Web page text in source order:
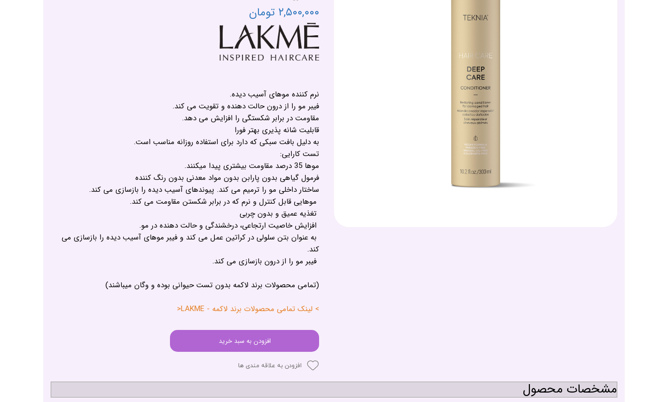
۲,۵۰۰,۰۰۰ تومان
نرم کننده موهای آسیب دیده.
فیبر مو را از درون حالت دهنده و تقویت می کند.
مقاومت در برابر شکستگی را افزایش می دهد.
قابلیت شانه پذیری بهتر فورا
به دلیل بافت سبکی که دارد برای استفاده روزانه مناسب است.
تست کارایی:
موها 35 درصد مقاومت بیشتری پیدا میکنند.
فرمول گیاهی بدون پارابن بدون مواد معدنی بدون رنگ کننده
ساختار داخلی مو را ترمیم می کند. پیوندهای آسیب دیده را بازسازی می کند.
موهایی قابل کنترل و نرم که در برابر شکستن مقاومت می کند.
تغذیه عمیق و بدون چربی
افزایش خاصیت ارتجاعی، درخشندگی و حالت دهنده در مو.
به عنوان بتن سلولی در کراتین عمل می کند و فیبر موهای آسیب دیده را بازسازی می
کند.
فیبر مو را از درون بازسازی می کند.
(تمامی محصولات برند لاکمه بدون تست حیوانی بوده و وگان میباشند)
> لینک تمامی محصولات برند لاکمه - LAKME<
افزودن به سبد خرید
افزودن به علاقه مندی ها
مشخصات محصول